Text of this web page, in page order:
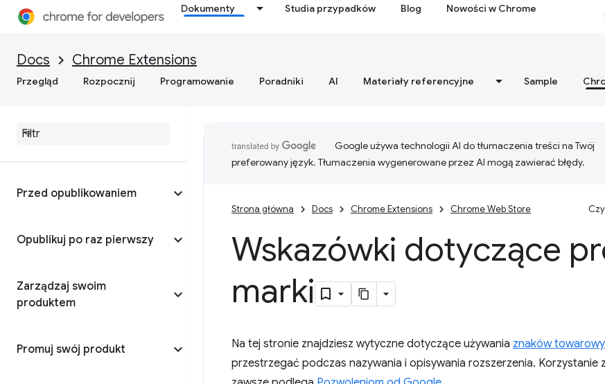
Dokumenty Studia przypadków Blog Nowości w Chrome
Docs Chrome Extensions
Przegląd Rozpocznij Programowanie Poradniki AI Materiały referencyjne Sample
Przed opublikowaniem
Opublikuj po raz pierwszy
Zarządzaj swoim
produktem
Promuj swój produkt
Google używa technologii AI do tłumaczenia treści na Twój
preferowany język. Tłumaczenia wygenerowane przez AI mogą zawierać błędy.
Strona główna Docs Chrome Extensions Chrome Web Store
Wskazówki dotyczące
marki
Na tej stronie znajdziesz wytyczne dotyczące używania znaków
przestrzegać podczas nazywania i opisywania rozszerzenia.